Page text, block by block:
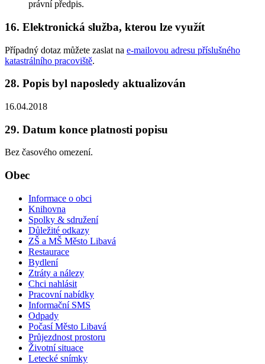
právní předpis.
16. Elektronická služba, kterou lze využít
Případný dotaz můžete zaslat na e-mailovou adresu příslušného
katastrálního pracoviště.
28. Popis byl naposledy aktualizován
16.04.2018
29. Datum konce platnosti popisu
Bez časového omezení.
Obec
Informace o obci
Knihovna
Spolky & sdružení
Důležité odkazy
ZŠ a MŠ Město Libavá
Restaurace
Bydlení
Ztráty a nálezy
Chci nahlásit
Pracovní nabídky
Informační SMS
Odpady
Počasí Město Libavá
Průjezdnost prostoru
Životní situace
Letecké snímky